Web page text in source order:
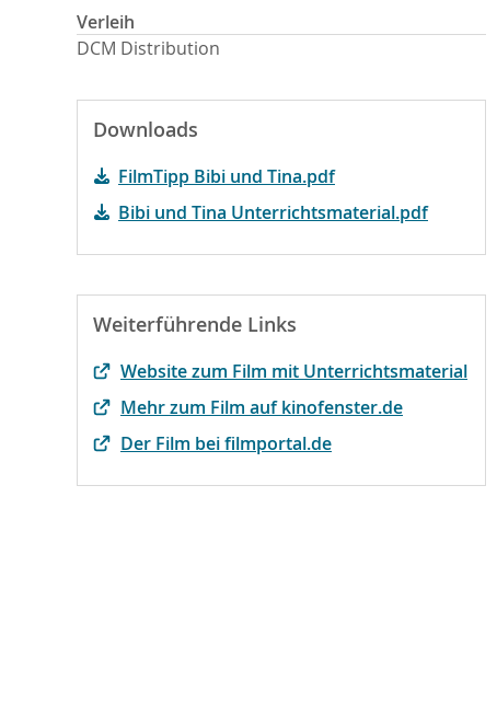
Verleih
DCM Distribution
Downloads
FilmTipp Bibi und Tina.pdf
Bibi und Tina Unterrichtsmaterial.pdf
Weiterführende Links
Website zum Film mit Unterrichtsmaterial
Mehr zum Film auf kinofenster.de
Der Film bei filmportal.de